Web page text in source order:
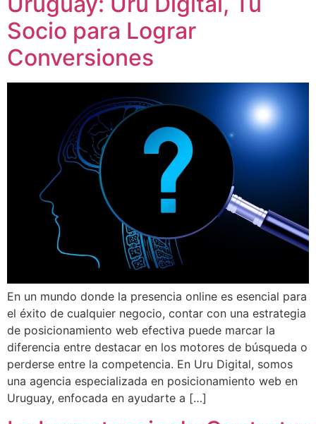
Socio para Lograr
Conversiones
En un mundo donde la presencia online es esencial para
el éxito de cualquier negocio, contar con una estrategia
de posicionamiento web efectiva puede marcar la
diferencia entre destacar en los motores de búsqueda o
perderse entre la competencia. En Uru Digital, somos
una agencia especializada en posicionamiento web en
Uruguay, enfocada en ayudarte a […]